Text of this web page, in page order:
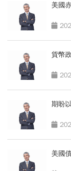
美國
貨幣
期盼
美國